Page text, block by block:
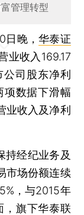
管理转型
日晚，华泰证
业收入169.17
司股东净利
项数据下滑幅
业收入及净利
经纪业务及
市场份额连续
，与2015年
，旗下华泰联